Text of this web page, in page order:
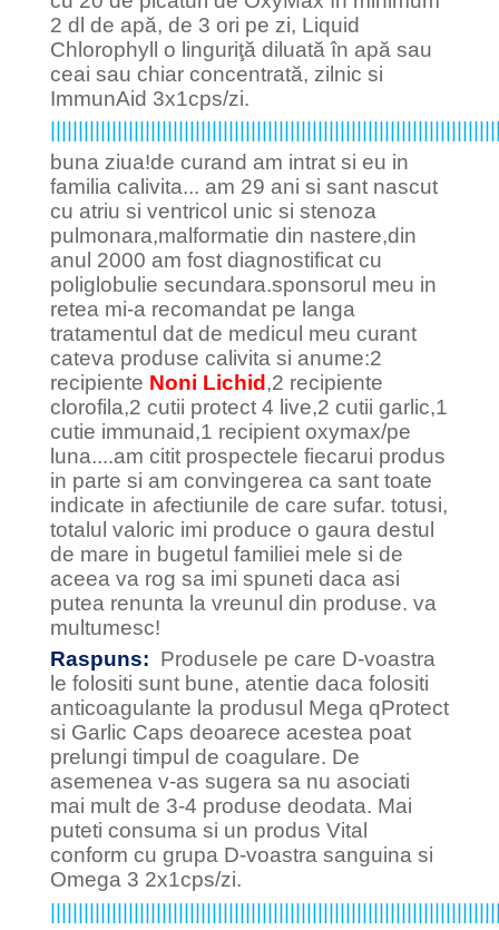
2 dl de apă, de 3 ori pe zi, Liquid
Chlorophyll o linguriţă diluată în apă sau
ceai sau chiar concentrată, zilnic si
ImmunAid 3x1cps/zi.
buna ziua!de curand am intrat si eu in
familia calivita... am 29 ani si sant nascut
cu atriu si ventricol unic si stenoza
pulmonara,malformatie din nastere,din
anul 2000 am fost diagnostificat cu
poliglobulie secundara.sponsorul meu in
retea mi-a recomandat pe langa
tratamentul dat de medicul meu curant
cateva produse calivita si anume:2
recipiente Noni Lichid,2 recipiente
clorofila,2 cutii protect 4 live,2 cutii garlic,1
cutie immunaid,1 recipient oxymax/pe
luna....am citit prospectele fiecarui produs
in parte si am convingerea ca sant toate
indicate in afectiunile de care sufar. totusi,
totalul valoric imi produce o gaura destul
de mare in bugetul familiei mele si de
aceea va rog sa imi spuneti daca asi
putea renunta la vreunul din produse. va
multumesc!
Raspuns: Produsele pe care D-voastra
le folositi sunt bune, atentie daca folositi
anticoagulante la produsul Mega qProtect
si Garlic Caps deoarece acestea poat
prelungi timpul de coagulare. De
asemenea v-as sugera sa nu asociati
mai mult de 3-4 produse deodata. Mai
puteti consuma si un produs Vital
conform cu grupa D-voastra sanguina si
Omega 3 2x1cps/zi.